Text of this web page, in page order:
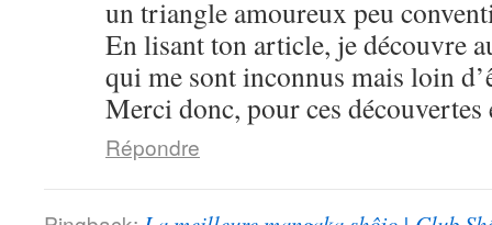
un triangle amoureux peu
En lisant ton article, je découvre
qui me sont inconnus mais loin
Merci donc, pour ces
Répondre